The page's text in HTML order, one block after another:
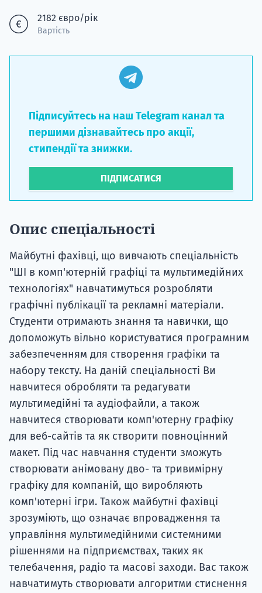
2182 євро/рік
Вартість
Підписуйтесь на наш Telegram канал та
першими дізнавайтесь про акції,
стипендії та знижки.
ПІДПИСАТИСЯ
Опис спеціальності
Майбутні фахівці, що вивчають спеціальність
"ШІ в комп'ютерній графіці та мультимедійних
технологіях" навчатимуться розробляти
графічні публікації та рекламні матеріали.
Студенти отримають знання та навички, що
допоможуть вільно користуватися програмним
забезпеченням для створення графіки та
набору тексту. На даній спеціальності Ви
навчитеся обробляти та редагувати
мультимедійні та аудіофайли, а також
навчитеся створювати комп'ютерну графіку
для веб-сайтів та як створити повноцінний
макет. Під час навчання студенти зможуть
створювати анімовану дво- та тривимірну
графіку для компаній, що виробляють
комп'ютерні ігри. Також майбутні фахівці
зрозуміють, що означає впровадження та
управління мультимедійними системними
рішеннями на підприємствах, таких як
телебачення, радіо та масові заходи. Вас також
навчатимуть створювати алгоритми стиснення